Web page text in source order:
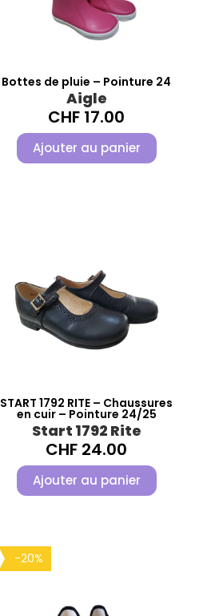
Bottes de pluie – Pointure 24
Aigle
CHF 17.00
Ajouter au panier
START 1792 RITE – Chaussures
en cuir – Pointure 24/25
Start 1792 Rite
CHF 24.00
Ajouter au panier
-20%